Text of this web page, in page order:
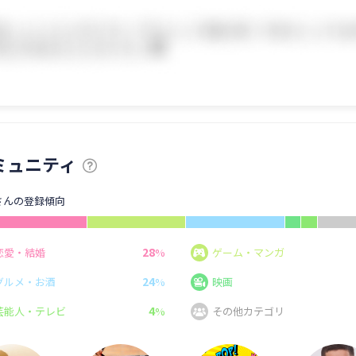
ュニティ
の登録傾向
愛・結婚 28%
ゲーム・マンガ
ルメ・お酒
24%
映画
能人・テレビ
4% その他カテゴリ